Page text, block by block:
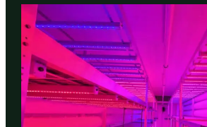
onderzoeksmodule
voor
efficiënte
opkweek
bij
Rijk
Zwaan